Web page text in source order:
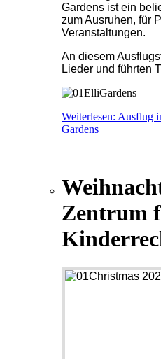
Gardens ist ein
zum Ausruhen, für
Veranstaltungen.
An diesem
Lieder und führten
Weiterlesen: Ausflug
Gardens
Zentrum